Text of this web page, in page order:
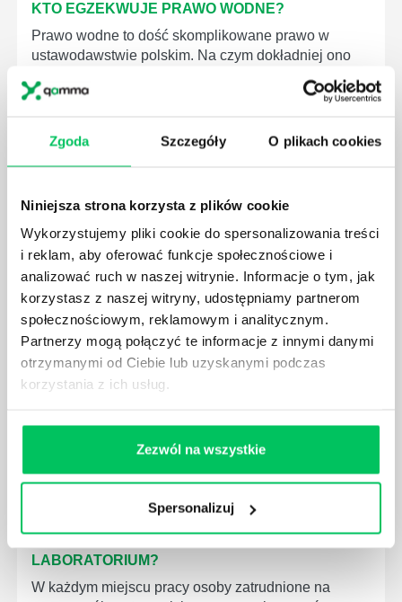
Zgoda Szczegóły O plikach cookies
Niniejsza strona korzysta z plików cookie
Wykorzystujemy pliki cookie do spersonalizowania treści
i reklam, aby oferować funkcje społecznościowe i
analizować ruch w naszej witrynie. Informacje o tym, jak
korzystasz z naszej witryny, udostępniamy partnerom
społecznościowym, reklamowym i analitycznym.
Partnerzy mogą połączyć te informacje z innymi danymi
otrzymanymi od Ciebie lub uzyskanymi podczas
korzystania z ich usług.
Zezwól na wszystkie
Spersonalizuj
KTO EGZEKWUJE PRAWO WODNE?
Prawo wodne to dość skomplikowane prawo w
ustawodawstwie polskim. Na czym dokładniej ono
polega? Kogo w zasadzie obowiązuje? Jak wygląda
egzekwowanie prawa wodnego? Na te pytania
GDZIE MOŻEMY ZAPOZNAĆ SIĘ Z
WYMAGANIAMI NORM JAKOŚCI WYROBÓW
MEDYCZNYCH?
W związku z ogromnym rozwojem dzisiejszego
społeczeństwa wprowadzane jest coraz więcej reguł,
które mają za zadanie poprawić poszczególne
dziedziny gospodarki. Dzięki nim wszystkie firmy
będą zobowiązane przestrzegać zasad, których
LABORATORIUM?
W każdym miejscu pracy osoby zatrudnione na